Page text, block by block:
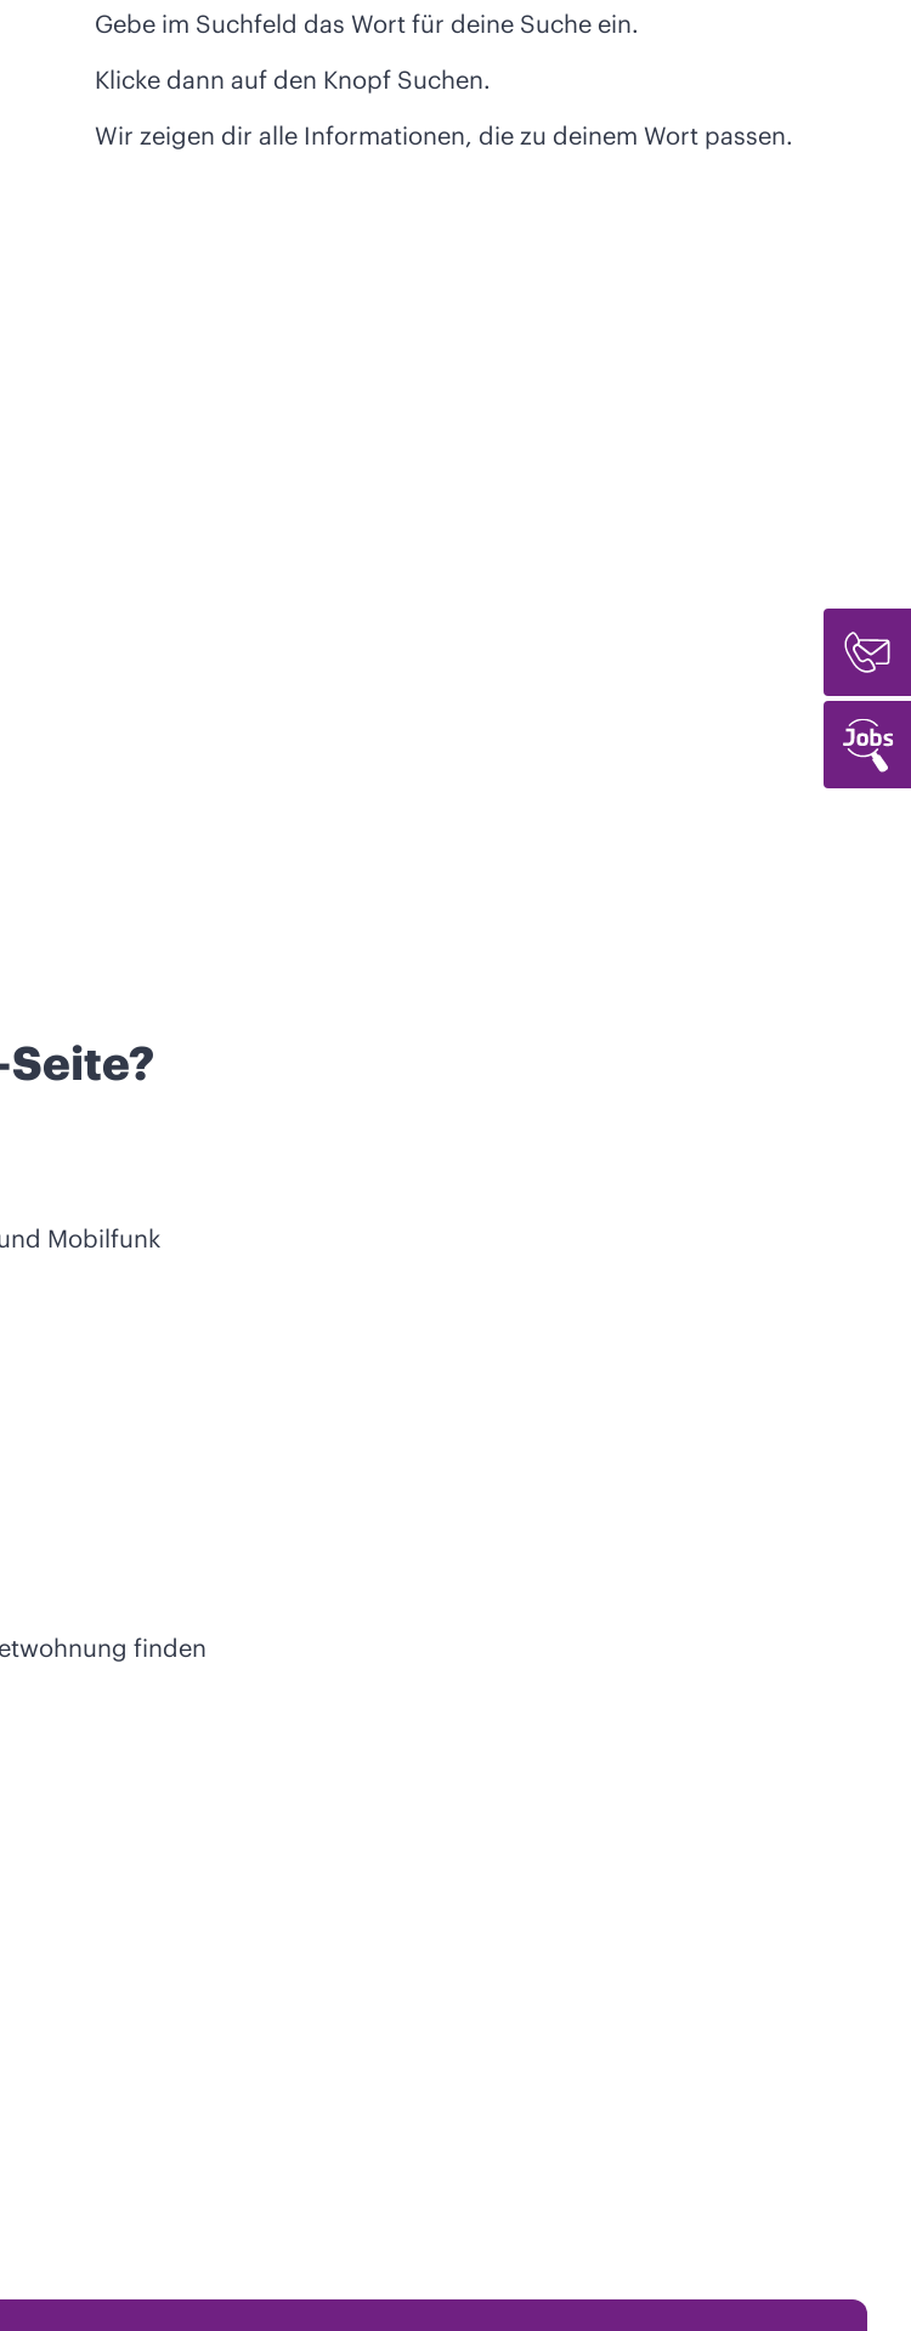
Gebe im Suchfeld das Wort für deine Suche ein.
Klicke dann auf den Knopf Suchen.
Wir zeigen dir alle Informationen, die zu deinem Wort passen.
Mobilfunk
finden